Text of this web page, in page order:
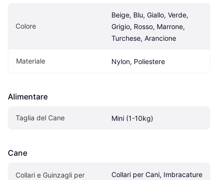
Colore
Beige, Blu, Giallo, Verde,
Grigio, Rosso, Marrone,
Turchese, Arancione
Materiale Nylon, Poliestere
Alimentare
Taglia del Cane Mini (1-10kg)
Cane
Collari e Guinzagli per
Collari per Cani, Imbracature